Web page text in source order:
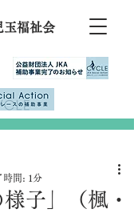
玉福祉会
様子」（楓・
時間: 1分